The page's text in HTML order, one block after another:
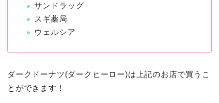
サンドラッグ
スギ薬局
ウェルシア
ダークドーナツ(ダークヒーロー)は上記のお店で買うこ
とができます！